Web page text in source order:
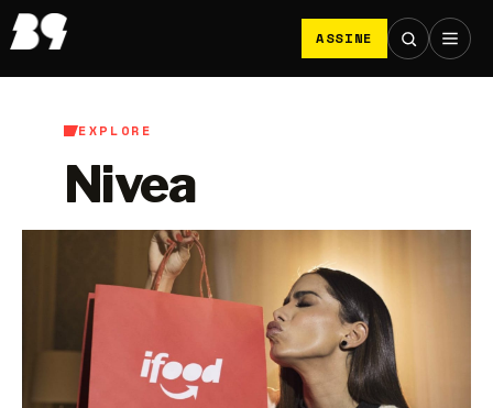
ASSINE
EXPLORE
Nivea